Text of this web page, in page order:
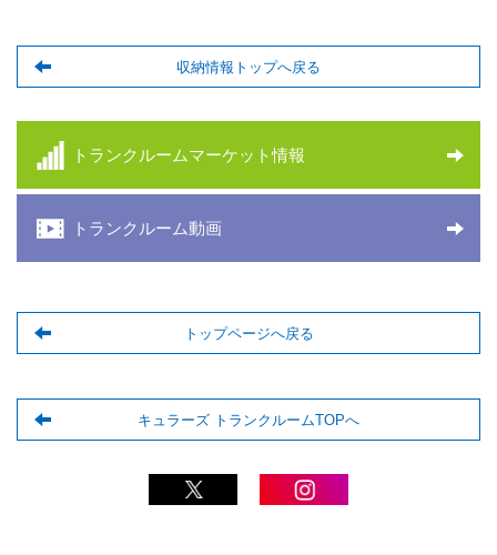
収納情報トップへ戻る
トランクルームマーケット情報
トランクルーム動画
トップページへ戻る
キュラーズ トランクルームTOPへ